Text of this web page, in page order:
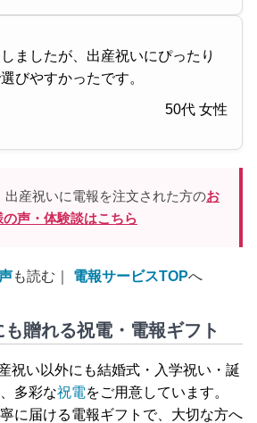
ましたが、出産祝いにぴったり
びやすかったです。
50代 女性
出産祝いに電報を注文された方のお
の声・体験談はこちら
も読む｜ 電報サービスTOPへ
贈れる祝電・電報ギフト
祝い以外にも結婚式・入学祝い・誕
多彩な祝電をご用意しています。
に届ける電報ギフトで、大切な方へ